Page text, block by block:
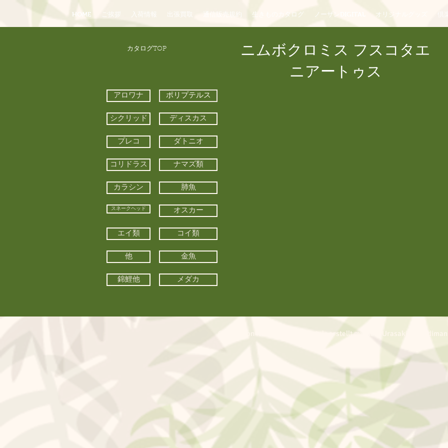
HOME ご挨拶 入荷情報 出張買取 通信販売規約 生きものカタログ ノーザンDIGITAL オリジナルグッズ
​カタログTOP
アロワナ ポリプテルス
シクリッド ディスカス
プレコ ダトニオ
コリドラス ナマズ類
カラシン 肺魚
スネークヘッド オスカー
エイ類 コイ類
他 金魚
錦鯉他 メダカ
ニムボクロミス フスコタエ
ニアートゥス
© 2024 von Norzan Mishima, stolz erstellt mit Keiji Urasaki